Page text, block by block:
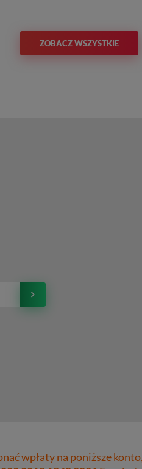
ZOBACZ WSZYSTKIE
wpłaty na poniższe konto,